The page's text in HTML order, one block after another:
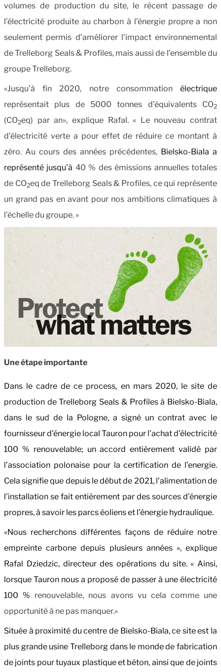
volumes de production du site, le récent passage de
l’électricité produite au charbon à l’énergie propre a non
seulement permis d’améliorer l’impact environnemental
de Trelleborg Seals & Profiles, mais aussi de l’ensemble du
groupe Trelleborg.
«Jusqu’à fin 2020, notre consommation électrique
représentait plus de 5000 tonnes d’équivalents CO2
(CO2eq) par an», explique Rafal. « Le nouveau contrat
d’électricité verte a pour effet de réduire ce montant à
zéro. Au cours des années précédentes, Bielsko-Biala a
représenté jusqu’à 40 % des émissions annuelles totales
de CO2eq de Trelleborg Seals & Profiles, cequi représente
un grand pas en avant pour nos ambitions climatiques à
l’échelle du groupe. »
Une étape importante
Dans le cadre de ce process, en mars 2020, le site de
production de Trelleborg Seals & Profiles à Bielsko-Biala,
dans le sud de la Pologne, a signé un contrat avec le
fournisseur d’énergie local Tauron pour l’achat d’électricité
100 % renouvelable; un accord entièrement validé par
l’association polonaise pour la certification de l’energie.
Cela signifie que depuis le début de 2021, l’alimentation de
l’installation se fait entièrement par des sources d’énergie
propres, à savoir les parcs éoliens et l’énergie hydraulique.
«Nous recherchons différentes façons de réduire notre
empreinte carbone depuis plusieurs années », explique
Rafal Dziedzic, directeur des opérations du site. « Ainsi,
lorsque Tauron nous a proposé de passer à une électricité
100 % renouvelable, nous avons vu cela comme une
opportunité à ne pas manquer.»
Située à proximité du centre de Bielsko-Biala,ce site est la
plus grande usine Trelleborg dans le monde de fabrication
de joints pour tuyaux plastique et béton, ainsi que de joints